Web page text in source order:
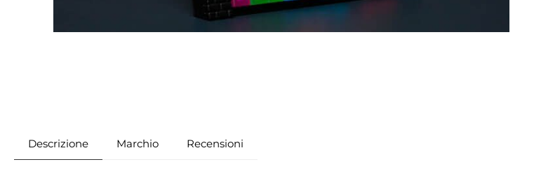
Descrizione Marchio Recensioni